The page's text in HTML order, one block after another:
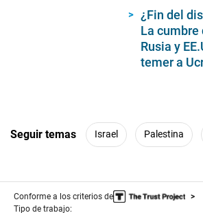
¿Fin del
La cumbre
Rusia y
temer a
Seguir temas Israel Palestina
Conforme a los criterios de
Tipo de trabajo: